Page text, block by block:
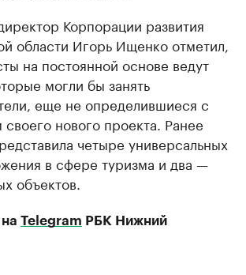
Корпорации развития
области Игорь Ищенко отметил,
на постоянной основе ведут
могли бы занять
еще не определившиеся с
нового проекта. Ранее
четыре универсальных
в сфере туризма и два —
объектов.
Telegram РБК Нижний